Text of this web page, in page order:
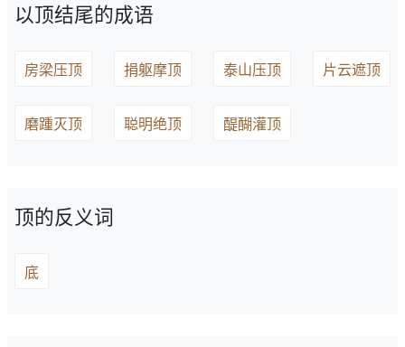
以顶结尾的成语
房梁压顶 捐躯摩顶 泰山压顶 片云遮顶
磨踵灭顶 聪明绝顶 醍醐灌顶
顶的反义词
底